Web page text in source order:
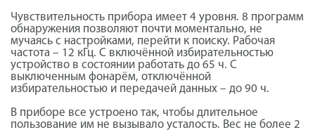
Чувствительность прибора имеет 4 уровня. 8 программ
обнаружения позволяют почти моментально, не
мучаясь с настройками, перейти к поиску. Рабочая
частота – 12 кГц. С включённой избирательностью
устройство в состоянии работать до 65 ч. С
выключенным фонарём, отключённой
избирательностью и передачей данных – до 90 ч.
В приборе все устроено так, чтобы длительное
пользование им не вызывало усталость. Вес не более 2